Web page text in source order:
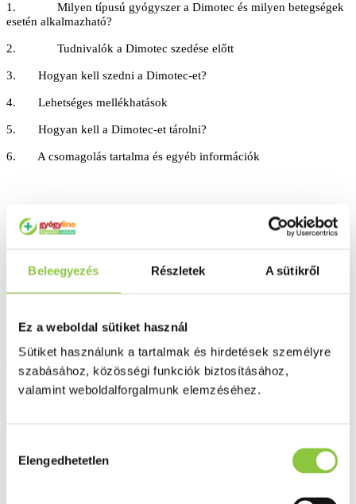
Beleegyezés Részletek A sütikről
Ez a weboldal sütiket használ
Sütiket használunk a tartalmak és hirdetések személyre
szabásához, közösségi funkciók biztosításához,
valamint weboldalforgalmunk elemzéséhez.
kiválasztása
Elengedhetetlen
1. Milyen típusú gyógyszer a Dimotec és milyen betegségek
esetén alkalmazható?
2. Tudnivalók a Dimotec szedése előtt
3. Hogyan kell szedni a Dimotec-et?
4. Lehetséges mellékhatások
5. Hogyan kell a Dimotec-et tárolni?
6. A csomagolás tartalma és egyéb információk
1. Milyen típusú gyógyszer a Dimotec és milyen betegségek
vénaerősítő- és védő hatással rendelkezik.
- Az alsó végtagok krónikus vénás elégtelenséggel
összefüggő tüneteinek enyhítése, mint pl. feszülés, nehézláb érzés,
fájdalom, éjszakai lábikragörcs.